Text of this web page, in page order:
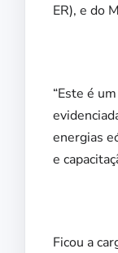
ER), e do
“Este é
energias
e
Ficou a